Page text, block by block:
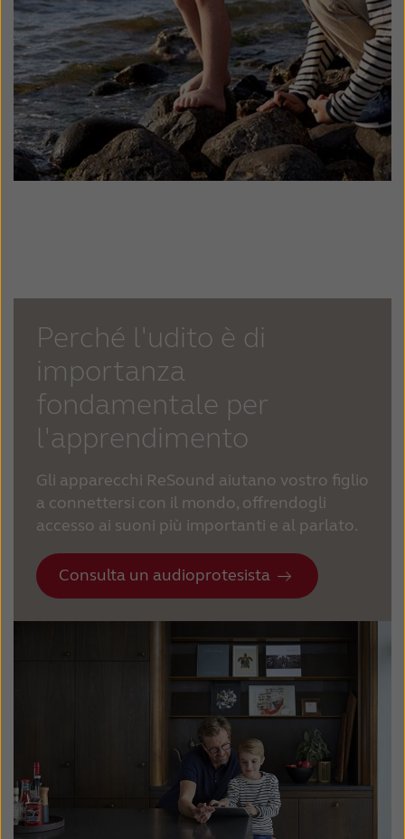
Perché l'udito è di
importanza
fondamentale per
l'apprendimento
Gli apparecchi ReSound aiutano vostro figlio
a connettersi con il mondo, offrendogli
accesso ai suoni più importanti e al parlato.
Consulta un audioprotesista